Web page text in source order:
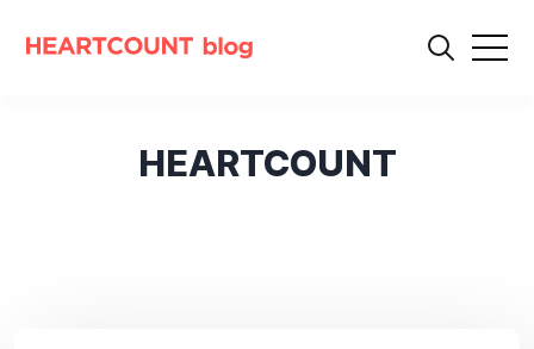
HEARTCOUNT